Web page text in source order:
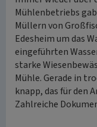
Mühlenbetriebs
Müllern von
Edesheim um das
eingeführten
starke
Mühle. Gerade in
knapp, das für den
Zahlreiche